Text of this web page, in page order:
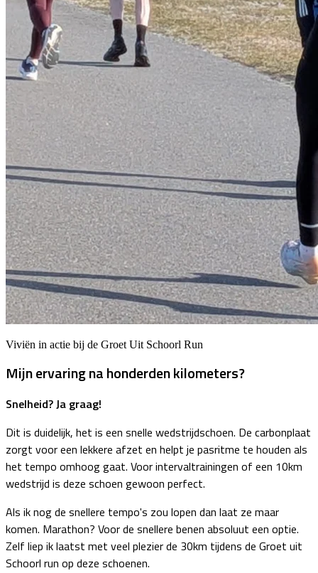
Viviën in actie bij de Groet Uit Schoorl Run
Mijn ervaring na honderden kilometers?
Snelheid? Ja graag!
Dit is duidelijk, het is een snelle wedstrijdschoen. De carbonplaat
zorgt voor een lekkere afzet en helpt je pasritme te houden als
het tempo omhoog gaat. Voor intervaltrainingen of een 10km
wedstrijd is deze schoen gewoon perfect.
Als ik nog de snellere tempo's zou lopen dan laat ze maar
komen. Marathon? Voor de snellere benen absoluut een optie.
Zelf liep ik laatst met veel plezier de 30km tijdens de Groet uit
Schoorl run op deze schoenen.